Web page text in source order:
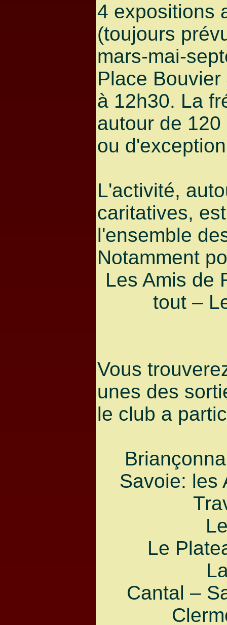
4 expositions
(toujours
mars-mai-
Place
à 12h30. La
autour de
ou
L'activité,
caritatives,
l'ensemble
Notamment
Les Amis de
tout –
Vous
unes des
le club a
Savoie: les
Le
Cantal –